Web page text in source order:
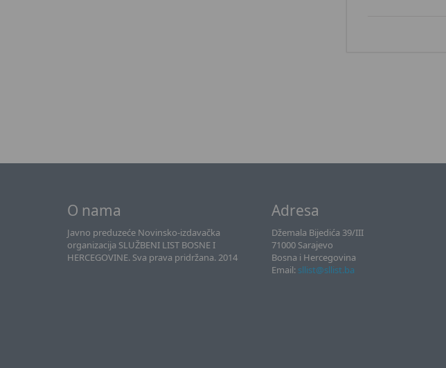
O nama
Javno preduzeće Novinsko-izdavačka
organizacija SLUŽBENI LIST BOSNE I
HERCEGOVINE. Sva prava pridržana. 2014
Adresa
Džemala Bijedića 39/III
71000 Sarajevo
Bosna i Hercegovina
Email: sllist@sllist.ba